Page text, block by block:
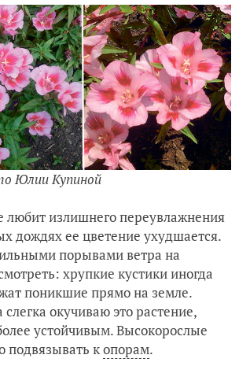
Юлии Купиной
любит излишнего переувлажнения
дождях ее цветение ухудшается.
порывами ветра на
хрупкие кустики иногда
поникшие прямо на земле.
окучиваю это растение,
устойчивым. Высокорослые
подвязывать копорам.